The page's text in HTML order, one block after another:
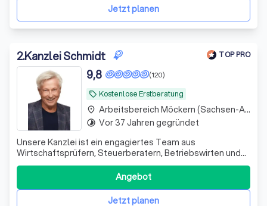
Jetzt planen
2.Kanzlei Schmidt TOP PRO
local_offer Kostenlose Erstberatung
(120)
9,8
Unsere Kanzlei ist ein engagiertes Team aus
Wirtschaftsprüfern, Steuerberatern, Betriebswirten und
Fachanwälten. Seit 1995 unterstützen wir unsere
Mandanten erfolgreich in schwierigen Finanzsituationen.
Wir sehen uns nicht nur als Ansprechpartner, sondern auch
als Ratgeber und Umsetzer von Lösungen.
Jetzt planen
Angebot
place Arbeitsbereich Möckern (Sachsen-Anhalt)
timelapse Vor 37 Jahren gegründet